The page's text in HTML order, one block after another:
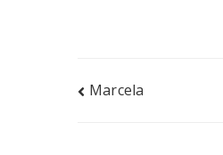
Navegación
Marcela